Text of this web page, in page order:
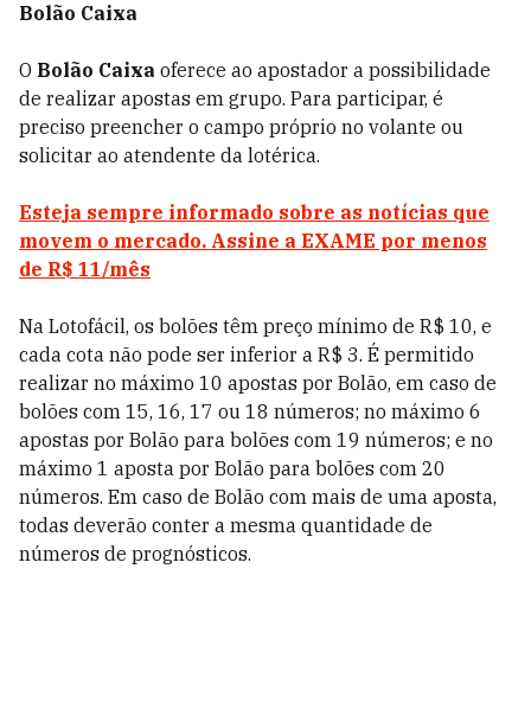
Bolão Caixa
O Bolão Caixa oferece ao apostador a possibilidade
de realizar apostas em grupo. Para participar, é
preciso preencher o campo próprio no volante ou
solicitar ao atendente da lotérica.
Esteja sempre informado sobre as notícias que
movem o mercado. Assine a EXAME por menos
de R$ 11/mês
Na Lotofácil, os bolões têm preço mínimo de R$ 10, e
cada cota não pode ser inferior a R$ 3. É permitido
realizar no máximo 10 apostas por Bolão, em caso de
bolões com 15, 16, 17 ou 18 números; no máximo 6
apostas por Bolão para bolões com 19 números; e no
máximo 1 aposta por Bolão para bolões com 20
números. Em caso de Bolão com mais de uma aposta,
todas deverão conter a mesma quantidade de
números de prognósticos.